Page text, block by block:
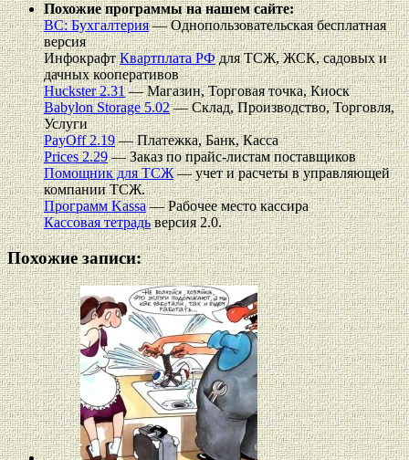
Похожие программы на нашем сайте:
ВС: Бухгалтерия— Однопользовательская бесплатная
версия
ИнфокрафтКвартплата РФдля ТСЖ, ЖСК, садовых и
дачных кооперативов
Huckster 2.31— Магазин, Торговая точка, Киоск
Babylon Storage 5.02— Склад, Производство, Торговля,
Услуги
PayOff 2.19— Платежка, Банк, Касса
Prices 2.29— Заказ по прайс-листам поставщиков
Помощник для ТСЖ— учет и расчеты в управляющей
компании ТСЖ.
Программ Kassa— Рабочее место кассира
Кассовая тетрадьверсия 2.0.
Похожие записи: